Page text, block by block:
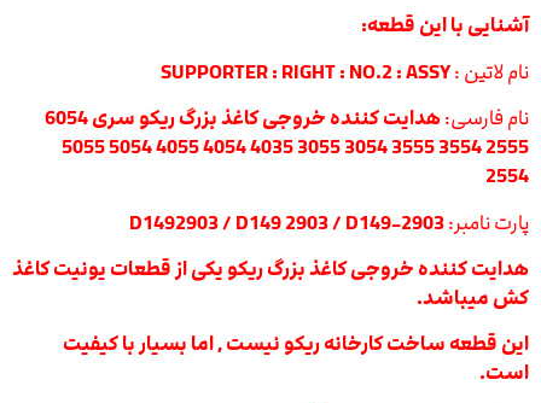
آشنایی با این قطعه:
نام لاتین :SUPPORTER : RIGHT : NO.2 : ASSY
نام فارسی:هدایت کننده خروج
ی کاغذ بزرگ ریکو سری 6054
2555 3554 3555 3054 3055 4035 4054 4055 5054 5055
2554
پارت نامبر:D1492903 / D149 2903 / D149-2903
هدایت کننده خروجی کاغذ بزرگ ریکو یکی از قطعات یونیت کاغذ
کش میباشد.
این قطعه ساخت کارخانه ریکو نیست ,اما بسیار با کیفیت
است.